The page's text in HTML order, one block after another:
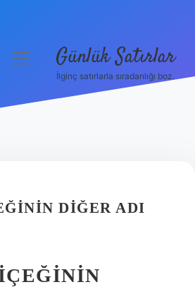
menüyü Günlük Satırlar
İlginç satırlarla sıradanlığı boz.
DIĞER ADI